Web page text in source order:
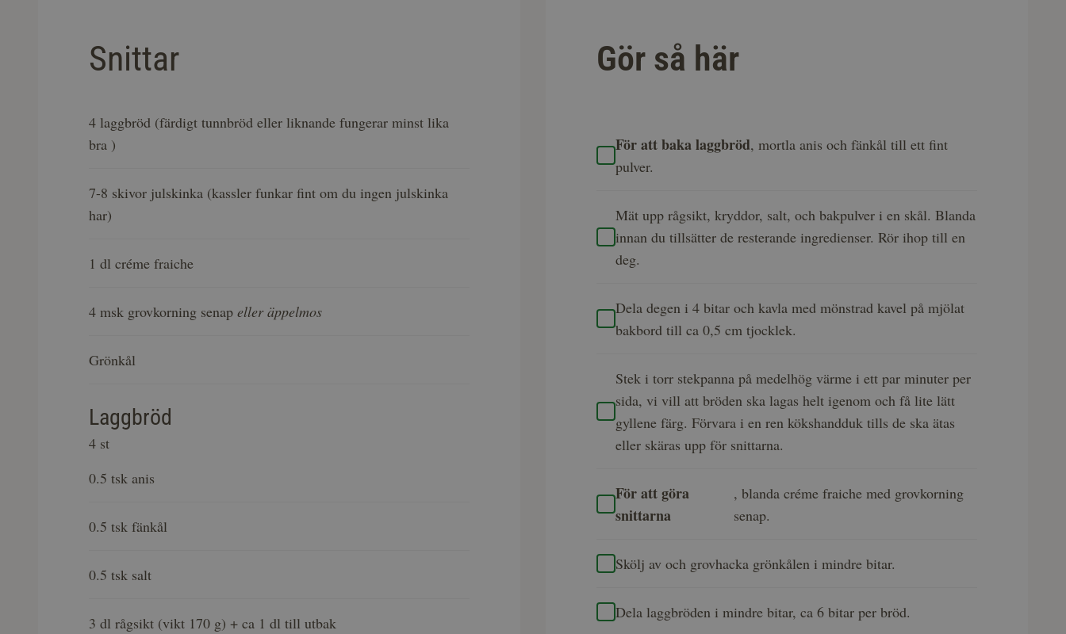
Snittar
4 laggbröd (färdigt tunnbröd eller liknande fungerar minst lika
bra )
7-8 skivor julskinka (kassler funkar fint om du ingen julskinka
har)
1 dl créme fraiche
4 msk grovkorning senap eller äppelmos
Grönkål
Laggbröd
4 st
0.5 tsk anis
0.5 tsk fänkål
0.5 tsk salt
3 dl rågsikt (vikt 170 g) + ca 1 dl till utbak
Gör så här
För att baka laggbröd, mortla anis och fänkål till ett fint
pulver.
Mät upp rågsikt, kryddor, salt, och bakpulver i en skål. Blanda
innan du tillsätter de resterande ingredienser. Rör ihop till en
deg.
Dela degen i 4 bitar och kavla med mönstrad kavel på mjölat
bakbord till ca 0,5 cm tjocklek.
Stek i torr stekpanna på medelhög värme i ett par minuter per
sida, vi vill att bröden ska lagas helt igenom och få lite lätt
gyllene färg. Förvara i en ren kökshandduk tills de ska ätas
eller skäras upp för snittarna.
För att göra
snittarna
, blanda créme fraiche med grovkorning
senap.
Skölj av och grovhacka grönkålen i mindre bitar.
Dela laggbröden i mindre bitar, ca 6 bitar per bröd.